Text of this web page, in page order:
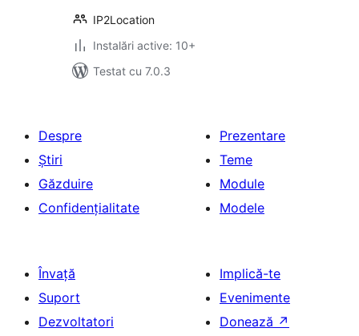
IP2Location
Instalări active: 10+
Testat cu 7.0.3
Despre
Știri
Găzduire
Confidențialitate
Prezentare
Teme
Module
Modele
Învață
Suport
Dezvoltatori
Implică-te
Evenimente
Donează ↗